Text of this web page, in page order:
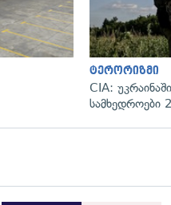
ტერორიზმი
CIA:
სამხედროები